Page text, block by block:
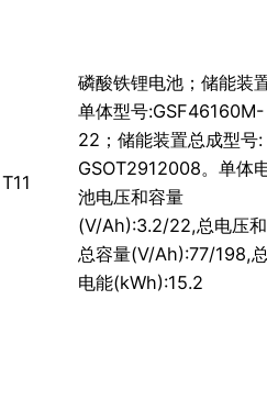
T11
磷酸铁锂电池；储能装
单体型号:GSF46160M-
22；储能装置总成型号:
GSOT2912008。单体
池电压和容量
(V/Ah):3.2/22,总电压和
总容量(V/Ah):77/198,
电能(kWh):15.2